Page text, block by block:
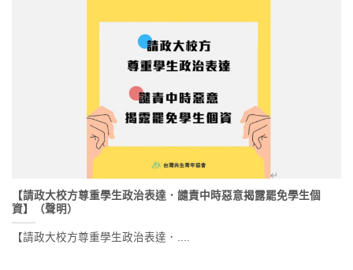
【請政大校方尊重學生政治表達．譴責中時惡意揭露罷免學生個
資】（聲明）
【請政大校方尊重學生政治表達．....